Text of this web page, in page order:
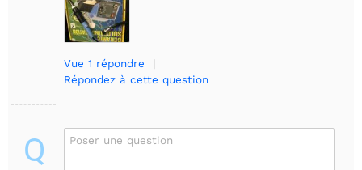
Vue 1 répondre |
Répondez à cette question
Q Poser une question